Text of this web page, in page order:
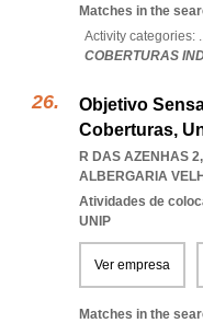
Matches in the
Activity categories:
COBERTURAS
Objetivo
Coberturas,
R DAS AZENHAS
ALBERGARIA
Atividades de
UNIP
Ver empresa
Matches in the